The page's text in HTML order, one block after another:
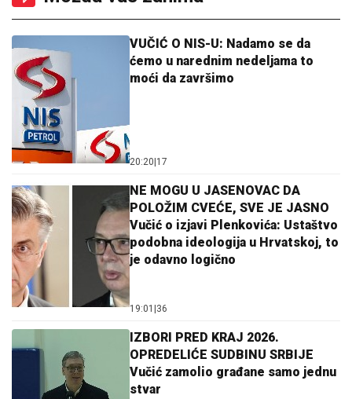
VUČIĆ O NIS-U: Nadamo se da
ćemo u narednim nedeljama to
moći da završimo
20:20|17
NE MOGU U JASENOVAC DA
POLOŽIM CVEĆE, SVE JE JASNO
Vučić o izjavi Plenkovića: Ustaštvo
podobna ideologija u Hrvatskoj, to
je odavno logično
19:01 |36
IZBORI PRED KRAJ 2026.
OPREDELIĆE SUDBINU SRBIJE
Vučić zamolio građane samo jednu
stvar